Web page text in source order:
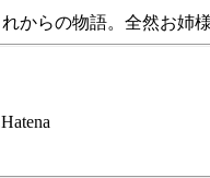
からの物語。全然お姉